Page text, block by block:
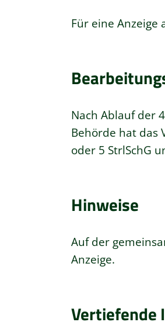
Für eine Anzeige
Nach Ablauf der
Behörde hat das
oder 5 StrlSchG
Hinweise
Auf der
Anzeige.
Vertiefende